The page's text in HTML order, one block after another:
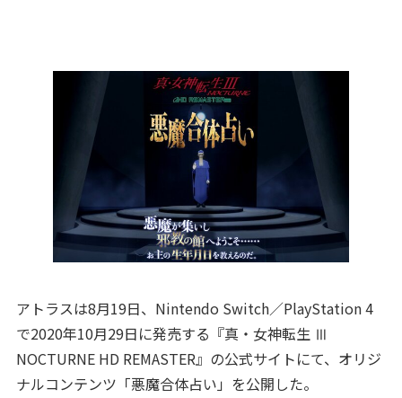
アトラスは8月19日、Nintendo Switch／PlayStation 4
で2020年10月29日に発売する『真・女神転生 Ⅲ
NOCTURNE HD REMASTER』の公式サイトにて、オリジ
ナルコンテンツ「悪魔合体占い」を公開した。